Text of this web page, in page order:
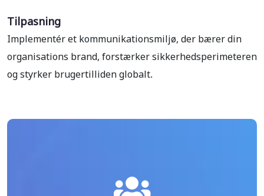
Tilpasning
Implementér et kommunikationsmiljø, der bærer din
organisations brand, forstærker sikkerhedsperimeteren
og styrker brugertilliden globalt.